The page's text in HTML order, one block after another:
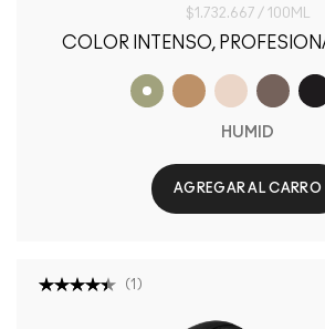
$1.732.667 / 100ML
COLOR INTENSO,
HUMID
AGREGAR AL CARRO
(1 )